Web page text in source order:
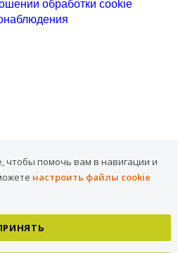
обработки cookie
чтобы помочь вам в навигации и
настроить файлы cookie